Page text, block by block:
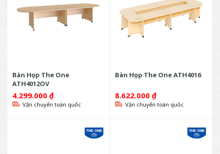
Bàn Họp The One
ATH4012OV
4.299.000 ₫
Vận chuyển toàn quốc
Bàn Họp The One ATH4016
8.622.000 ₫
Vận chuyển toàn quốc